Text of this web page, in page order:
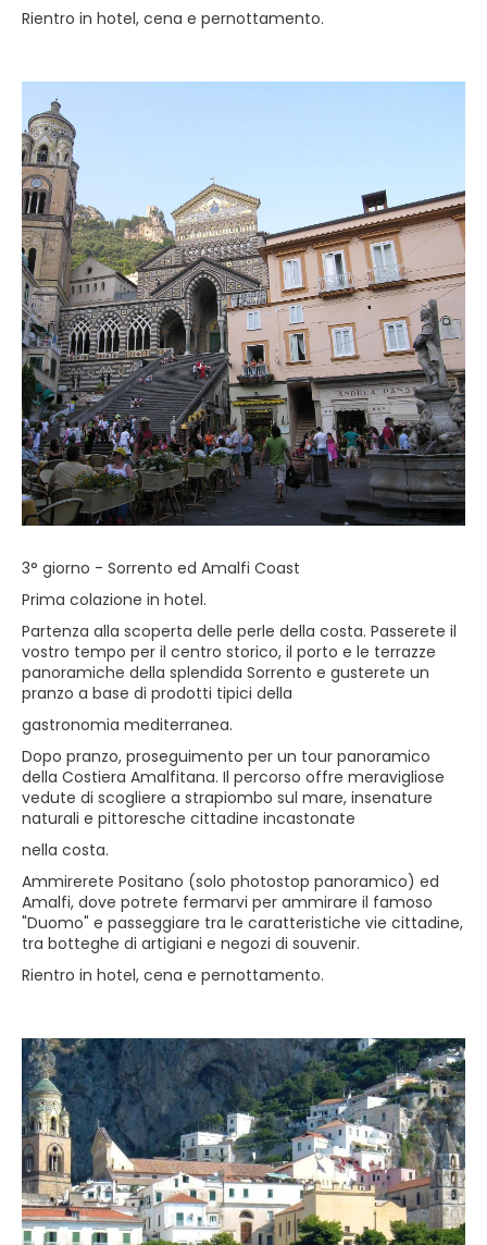
Rientro in hotel, cena e pernottamento.
3° giorno - Sorrento ed Amalfi Coast
Prima colazione in hotel.
Partenza alla scoperta delle perle della costa. Passerete il
vostro tempo per il centro storico, il porto e le terrazze
panoramiche della splendida Sorrento e gusterete un
pranzo a base di prodotti tipici della
gastronomia mediterranea.
Dopo pranzo, proseguimento per un tour panoramico
della Costiera Amalfitana. Il percorso offre meravigliose
vedute di scogliere a strapiombo sul mare, insenature
naturali e pittoresche cittadine incastonate
nella costa.
Ammirerete Positano (solo photostop panoramico) ed
Amalfi, dove potrete fermarvi per ammirare il famoso
"Duomo" e passeggiare tra le caratteristiche vie cittadine,
tra botteghe di artigiani e negozi di souvenir.
Rientro in hotel, cena e pernottamento.